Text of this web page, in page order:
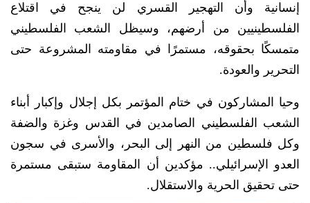
إنسانية وأن التهجير القسري لن ينجح في اقتلاع
الفلسطينيين من أرضهم، وسيظل الشعب الفلسطيني
متمسكًا بحقوقه، مستمرًا في مقاومته المشروعة حتى
التحرير والعودة.
وحيا المشاركون في ختام المؤتمر بكل إجلال وإكبار أبناء
الشعب الفلسطيني الصامدين في القدس وغزة والضفة
وكل فلسطين من النهر إلى البحر، والأسرى في سجون
العدو الإسرائيلي.. مؤكدين أن المقاومة ستبقى مستمرة
حتى تحقيق الحرية والاستقلال.